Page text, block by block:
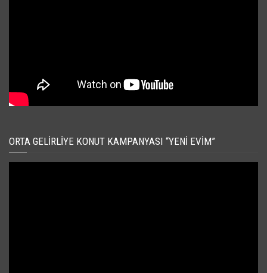
ORTA GELIRLIYE KONUT KAMPANYASI “YENI EVIM”